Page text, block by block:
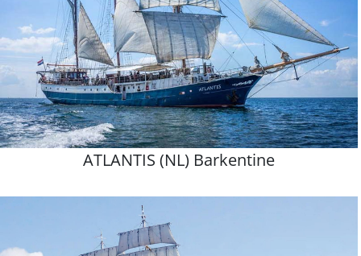
ATLANTIS (NL) Barkentine